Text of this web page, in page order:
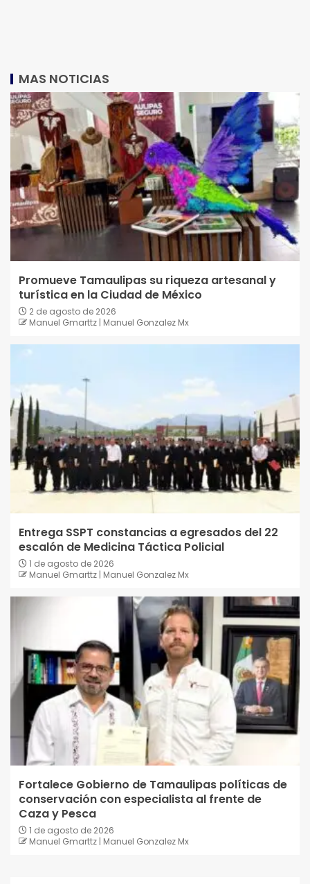
MAS NOTICIAS
Promueve Tamaulipas su riqueza artesanal y
turística en la Ciudad de México
2 de agosto de 2026
Manuel Gmarttz | Manuel Gonzalez Mx
Entrega SSPT constancias a egresados del 22
escalón de Medicina Táctica Policial
1 de agosto de 2026
Manuel Gmarttz | Manuel Gonzalez Mx
Fortalece Gobierno de Tamaulipas políticas de
conservación con especialista al frente de
Caza y Pesca
1 de agosto de 2026
Manuel Gmarttz | Manuel Gonzalez Mx